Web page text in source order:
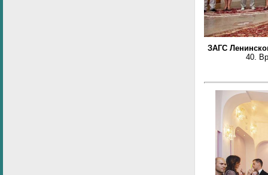
ЗАГС
40.